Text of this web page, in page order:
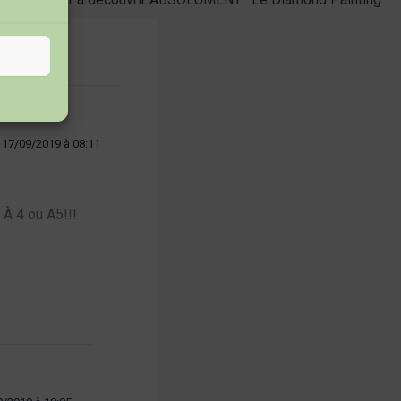
17/09/2019 à 08:11
4 ou A5!!!